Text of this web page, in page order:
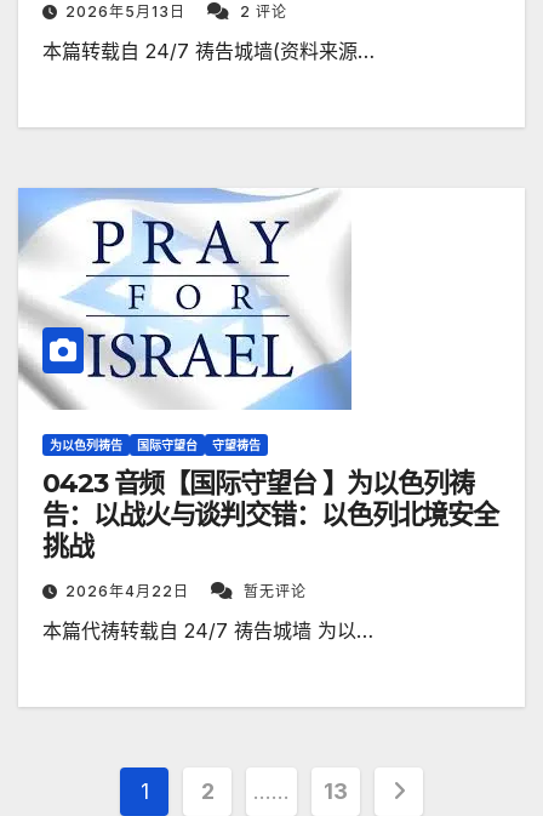
2026年5月13日 2 评论
本篇转载自 24/7 祷告城墙(资料来源…
为以色列祷告 国际守望台 守望祷告
0423 音频【国际守望台 】为以色列祷
告：以战火与谈判交错：以色列北境安全
挑战
2026年4月22日 暂无评论
本篇代祷转载自 24/7 祷告城墙 为以…
文
1 2 …… 13